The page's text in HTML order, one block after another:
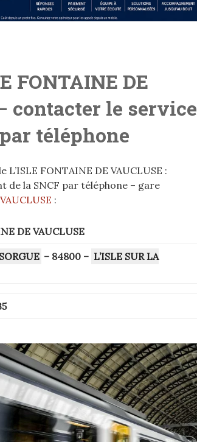
FONTAINE DE
contacter le service
téléphone
FONTAINE DE VAUCLUSE :
de la SNCF par téléphone – gare
:
DE VAUCLUSE
– 84800 – L’ISLE SUR LA